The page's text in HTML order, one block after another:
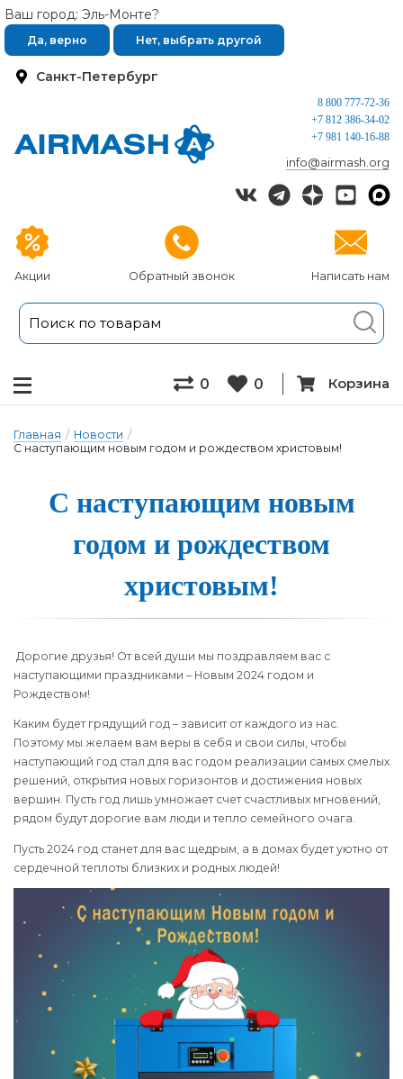
Санкт-Петербург
Ваш город: Эль-Монте?
Да, верно Нет, выбрать другой
Акции Обратный звонок Написать нам
8 800 777-72-36
+7 812 386-34-02
+7 981 140-16-88
info@airmash.org
0 0 Корзина
Главная / Новости /
С наступающим новым годом и рождеством христовым!
С наступа­ю­щим но­вым
го­дом и рож­дес­твом
хрис­то­вым!
Дорогие друзья! От всей души мы поздравляем вас с
наступающими праздниками – Новым 2024 годом и
Рождеством!
Каким будет грядущий год – зависит от каждого из нас.
Поэтому мы желаем вам веры в себя и свои силы, чтобы
наступающий год стал для вас годом реализации самых смелых
решений, открытия новых горизонтов и достижения новых
вершин. Пусть год лишь умножает счет счастливых мгновений,
рядом будут дорогие вам люди и тепло семейного очага.
Пусть 2024 год станет для вас щедрым, а в домах будет уютно от
сердечной теплоты близких и родных людей!